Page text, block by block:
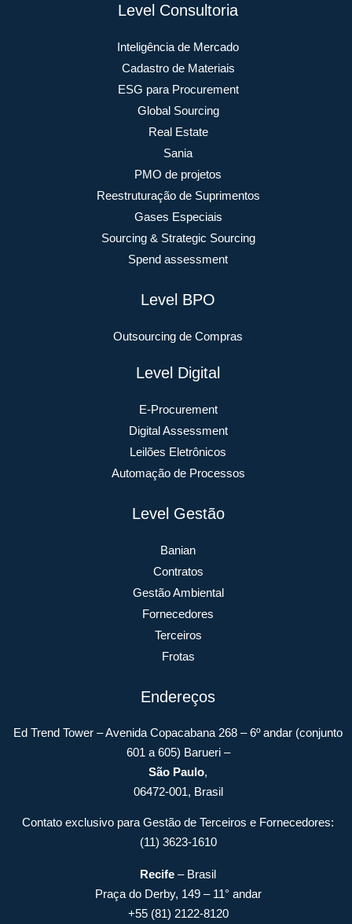
Level Consultoria
Inteligência de Mercado
Cadastro de Materiais
ESG para Procurement
Global Sourcing
Real Estate
Sania
PMO de projetos
Reestruturação de Suprimentos
Gases Especiais
Sourcing & Strategic Sourcing
Spend assessment
Level BPO
Outsourcing de Compras
Level Digital
E-Procurement
Digital Assessment
Leilões Eletrônicos
Automação de Processos
Level Gestão
Banian
Contratos
Gestão Ambiental
Fornecedores
Terceiros
Frotas
Endereços
Ed Trend Tower – Avenida Copacabana 268 – 6º andar (conjunto
601 a 605) Barueri –
São Paulo,
06472-001, Brasil
Contato exclusivo para Gestão de Terceiros e Fornecedores:
(11) 3623-1610
Recife – Brasil
Praça do Derby, 149 – 11° andar
+55 (81) 2122-8120